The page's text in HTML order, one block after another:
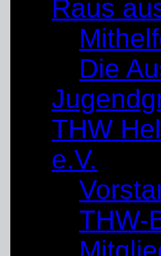
Raus
Die
THW
e.V.
THW-